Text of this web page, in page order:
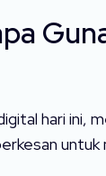
hari ini,